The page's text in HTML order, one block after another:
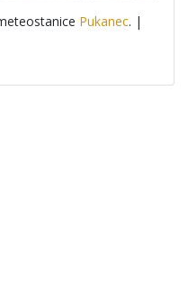
Pukanec. |